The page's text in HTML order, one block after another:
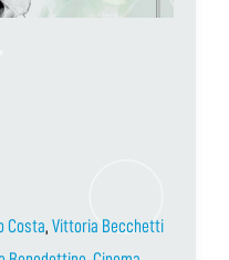
Costa, Vittoria Becchetti